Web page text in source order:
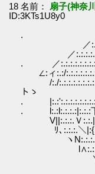
18 名前：
扇子(神奈
ID:3KTs1U8y0
_. -
. ,..イ
／
／
. ／
∠:ィ:.:/
/:./
トゝ
.
. l:.:l:.:.:.:|:.:.:下'
V||:.:.:.Ｖ:.:.|,ｨ
ﾘ､:.:.:.＼|:{
ヽN:.:.:.:|
l∧:.:.
＼:.|｀
｀rｧ